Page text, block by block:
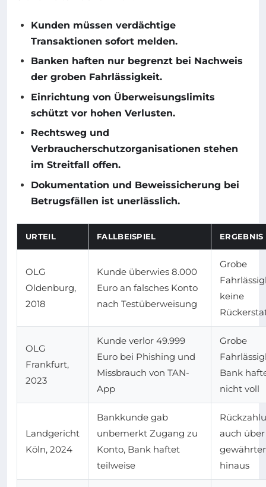
Kunden müssen verdächtige
Transaktionen sofort melden.
Banken haften nur begrenzt bei Nachweis
der groben Fahrlässigkeit.
Einrichtung von Überweisungslimits
schützt vor hohen Verlusten.
Rechtsweg und
Verbraucherschutzorganisationen stehen
im Streitfall offen.
Dokumentation und Beweissicherung bei
Betrugsfällen ist unerlässlich.
URTEIL FALLBEISPIEL ERGEBNIS
OLG
Oldenburg,
2018
Kunde überwies 8.000
Euro an falsches Konto
nach Testüberweisung
Grobe
keine
OLG
Frankfurt,
2023
Kunde verlor 49.999
Euro bei Phishing und
Missbrauch von TAN-
App
Grobe
Bank
nicht voll
Landgericht
Köln, 2024
Bankkunde gab
unbemerkt Zugang zu
Konto, Bank haftet
teilweise
auch
hinaus